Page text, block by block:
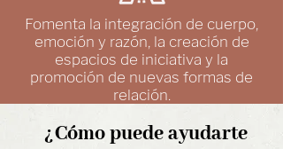
Fomenta la integración de cuerpo,
emoción y razón, la creación de
espacios de iniciativa y la
promoción de nuevas formas de
relación.
¿Cómo puede ayudarte